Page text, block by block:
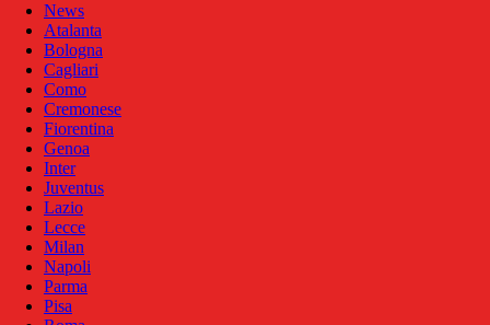
News
Atalanta
Bologna
Cagliari
Como
Cremonese
Fiorentina
Genoa
Inter
Juventus
Lazio
Lecce
Milan
Napoli
Parma
Pisa